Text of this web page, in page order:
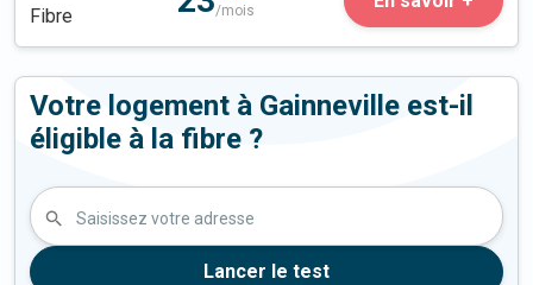
Fibre
/mois
Votre logement à Gainneville est-il
éligible à la fibre ?
Saisissez votre adresse
Lancer le test